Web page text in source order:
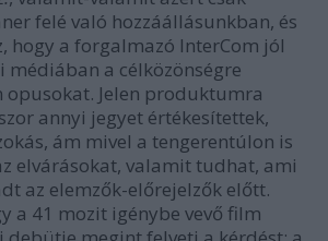
felé való hozzáállásunkban, és
hogy a forgalmazó InterCom jól
médiában a célközönségre
Jelen produktumra
annyi jegyet értékesítettek,
ám mivel a tengerentúlon is
elvárásokat, valamit tudhat, ami
az elemzők-előrejelzők előtt.
a 41 mozit igénybe vevő film